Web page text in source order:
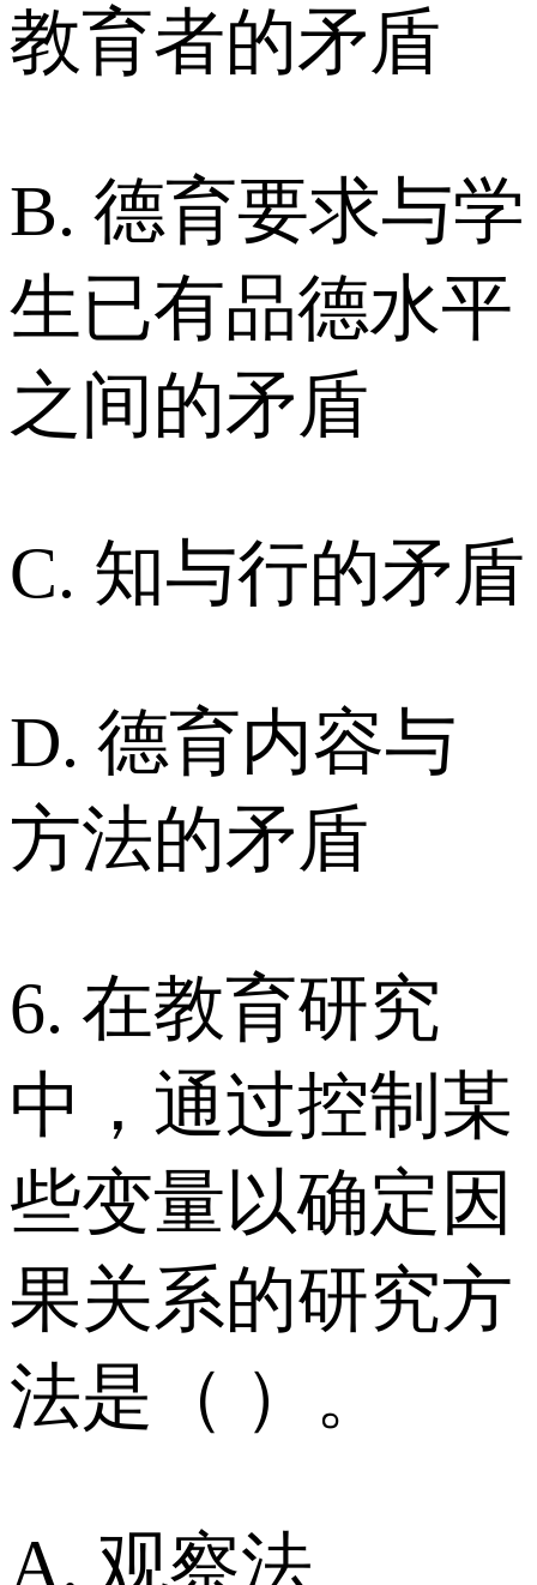
教育者的矛盾
B. 德育要求与学
生已有品德水平
之间的矛盾
C. 知与行的矛盾
D. 德育内容与
方法的矛盾
6. 在教育研究
中，通过控制某
些变量以确定因
果关系的研究方
法是（ ）。
A. 观察法